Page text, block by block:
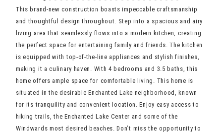
This brand-new construction boasts impeccable craftsmanship
and thoughtful design throughout. Step into a spacious and airy
living area that seamlessly flows into a modern kitchen, creating
the perfect space for entertaining family and friends. The kitchen
is equipped with top-of-the-line appliances and stylish finishes,
making it a culinary haven. With 4 bedrooms and 3.5 baths, this
home offers ample space for comfortable living. This home is
situated in the desirable Enchanted Lake neighborhood, known
for its tranquility and convenient location. Enjoy easy access to
hiking trails, the Enchanted Lake Center and some of the
Windwards most desired beaches. Don’t miss the opportunity to